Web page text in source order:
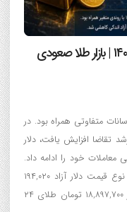
آخرین قیمت طلا و دلار امروز ۲۸ تیر ۱۴۰۵ | بازار طلا صعودی
ارز در روز یکشنبه ۲۸ تیر ۱۴۰۵ با نوسانات متفاوتی همراه بود. در
تقاضا افزایش یافت، دلار
خود را ادامه داد.
جدول قیمت طلا و دلار امروز (۲۸ تیر ۱۴۰۵) نوع قیمت دلار آزاد ۱۹۴,۰۲۰
تومان یورو آزاد ۲۲۲,۵۰۰ تومان طلای ۱۸ عیار ۱۸,۸۹۷,۷۰۰ تومان طلای ۲۴